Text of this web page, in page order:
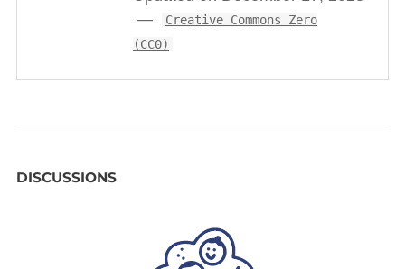
Creative Commons Zero
(CC0)
DISCUSSIONS